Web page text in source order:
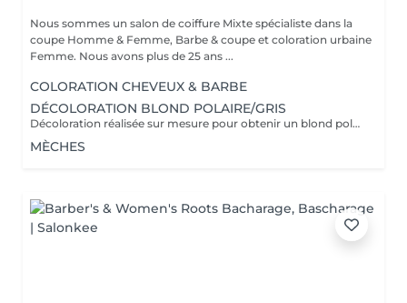
Nous sommes un salon de coiffure Mixte spécialiste dans la
coupe Homme & Femme, Barbe & coupe et coloration urbaine
Femme. Nous avons plus de 25 ans ...
COLORATION CHEVEUX & BARBE
DÉCOLORATION BLOND POLAIRE/GRIS
Décoloration réalisée sur mesure pour obtenir un blond polaire ,gris ou toute autre nuance claire . la prestation est adaptée à l'état et à la nature de vos cheveux afin de préserver leur qualité. Un devis personnalisé sera établi avant toute prestation , le tarif pouvant varier selon la longueur des cheveux ,l'épaisseur et le travail a réaliser .
MÈCHES